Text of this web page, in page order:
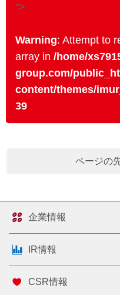
">
Warning: Attempt to
array in /home/
group.com/
content/themes/
39
ページの
企業情報
IR情報
CSR情報